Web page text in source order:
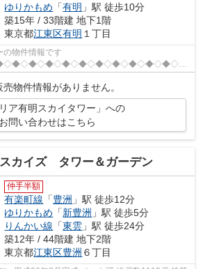
ゆりかもめ 「有明 」駅 徒歩10分
築15年 / 33階建 地下1階
東京都江東区有明 １丁目
の物件情報です
８９戸 地上 ３３階 地下１階建 ゆりかもめ
売物件情報がありません。
リア有明スカイタワー」への
お問い合わせはこちら
スカイズ タワー＆ガーデン
仲手半額
有楽町線 「豊洲 」駅 徒歩12分
ゆりかもめ 「新豊洲 」駅 徒歩5分
りんかい線 「東雲 」駅 徒歩24分
築12年 / 44階建 地下2階
東京都江東区豊洲 ６丁目